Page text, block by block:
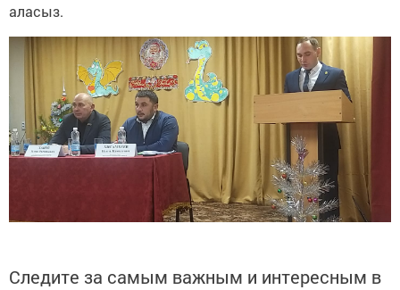
аласыз.
Следите за самым важным и интересным в